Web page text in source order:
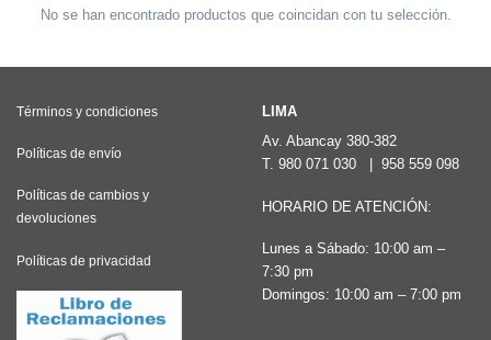
No se han encontrado productos que coincidan con tu selección.
Términos y condiciones
Políticas de envío
Políticas de cambios y
devoluciones
Políticas de privacidad
LIMA
Av. Abancay 380-382
T. 980 071 030 958 559 098
HORARIO DE ATENCIÓN:
Lunes a Sábado: 10:00 am –
7:30 pm
Domingos: 10:00 am – 7:00 pm